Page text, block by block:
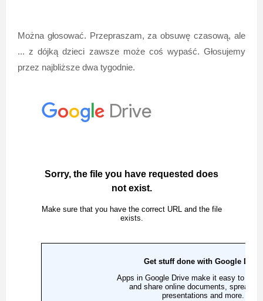
Można głosować. Przepraszam, za obsuwę czasową, ale
... z dójką dzieci zawsze może coś wypaść. Głosujemy
przez najbliższe dwa tygodnie.